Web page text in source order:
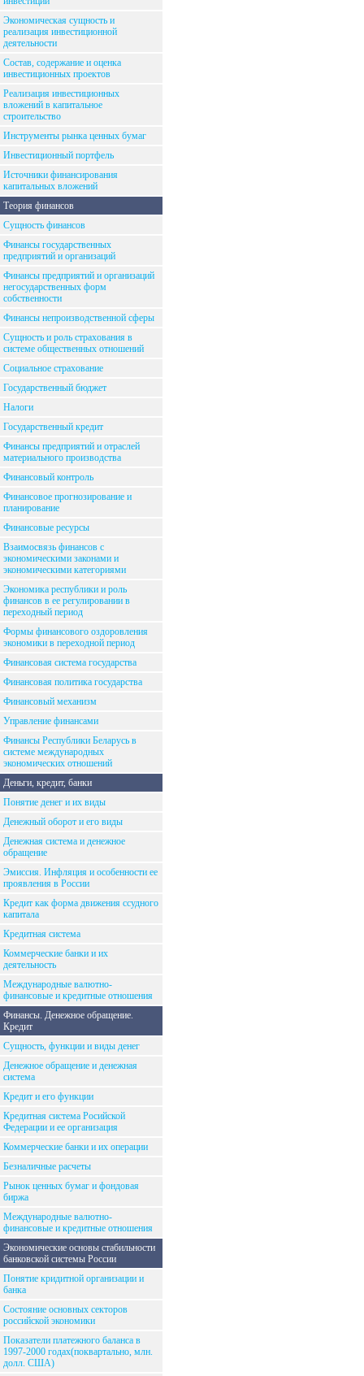
Экономическая сущность и
реализация инвестиционной
деятельности
Состав, содержание и оценка
инвестиционных проектов
Реализация инвестиционных
вложений в капитальное
строительство
Инструменты рынка ценных бумаг
Инвестиционный портфель
Источники финансирования
капитальных вложений
Теория финансов
Сущность финансов
Финансы государственных
предприятий и организаций
Финансы предприятий и организаций
негосударственных форм
собственности
Финансы непроизводственной сферы
Сущность и роль страхования в
системе общественных отношений
Социальное страхование
Государственный бюджет
Налоги
Государственный кредит
Финансы предприятий и отраслей
материального производства
Финансовый контроль
Финансовое прогнозирование и
планирование
Финансовые ресурсы
Взаимосвязь финансов с
экономическими законами и
экономическими категориями
Экономика республики и роль
финансов в ее регулировании в
переходный период
Формы финансового оздоровления
экономики в переходной период
Финансовая система государства
Финансовая политика государства
Финансовый механизм
Управление финансами
Финансы Республики Беларусь в
системе международных
экономических отношений
Деньги, кредит, банки
Понятие денег и их виды
Денежный оборот и его виды
Денежная система и денежное
обращение
Эмиссия. Инфляция и особенности ее
проявления в России
Кредит как форма движения ссудного
капитала
Кредитная система
Коммерческие банки и их
деятельность
Международные валютно-
финансовые и кредитные отношения
Финансы. Денежное обращение.
Кредит
Сущность, функции и виды денег
Денежное обращение и денежная
система
Кредит и его функции
Кредитная система Росийской
Федерации и ее организация
Коммерческие банки и их операции
Безналичные расчеты
Рынок ценных бумаг и фондовая
биржа
Международные валютно-
финансовые и кредитные отношения
Экономические основы стабильности
банковской системы России
Понятие кридитной организации и
банка
Состояние основных секторов
российской экономики
Показатели платежного баланса в
1997-2000 годах(поквартально, млн.
долл. США)